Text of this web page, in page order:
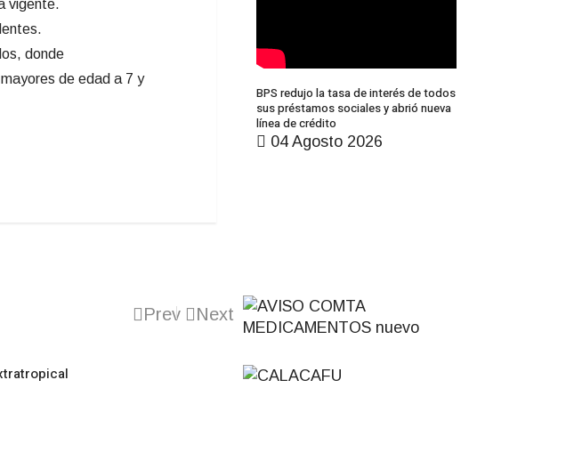
vigente.
donde
de edad a 7 y
Prev Next
BPS redujo la tasa de interés de todos
sus préstamos sociales y abrió nueva
línea de crédito
04 Agosto 2026